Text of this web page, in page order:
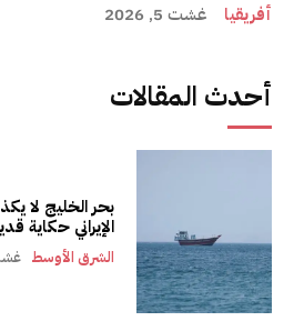
أفريقيا غشت 5, 2026
أحدث المقالات
بحر الخليج لا
الإيراني حكاية
الشرق الأوسط غشت